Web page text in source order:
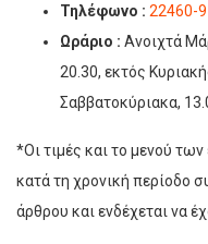
Τηλέφωνο : 22460-
Ωράριο : Ανοιχτά
20.30, εκτός
Σαββατοκύριακα,
*Οι τιμές και το μενού
κατά τη χρονική περίοδο
άρθρου και ενδέχεται να